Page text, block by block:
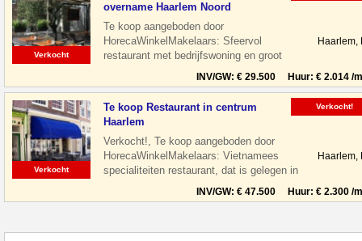
Verkocht
overname Haarlem Noord
Te koop aangeboden door
HorecaWinkelMakelaars: Sfeervol
restaurant met bedrijfswoning en groot
terras gelegen aan de Floresstraat in
Haarlem Noord. De
Haarlem,
INV/GW: € 29.500 Huur: € 2.014 /
Verkocht
Te koop Restaurant in centrum
Haarlem
Verkocht!, Te koop aangeboden door
HorecaWinkelMakelaars: Vietnamees
specialiteiten restaurant, dat is gelegen in
de leukste winkelstraat van Haarlem,
Haarlem,
INV/GW: € 47.500 Huur: € 2.300 /
Verkocht!